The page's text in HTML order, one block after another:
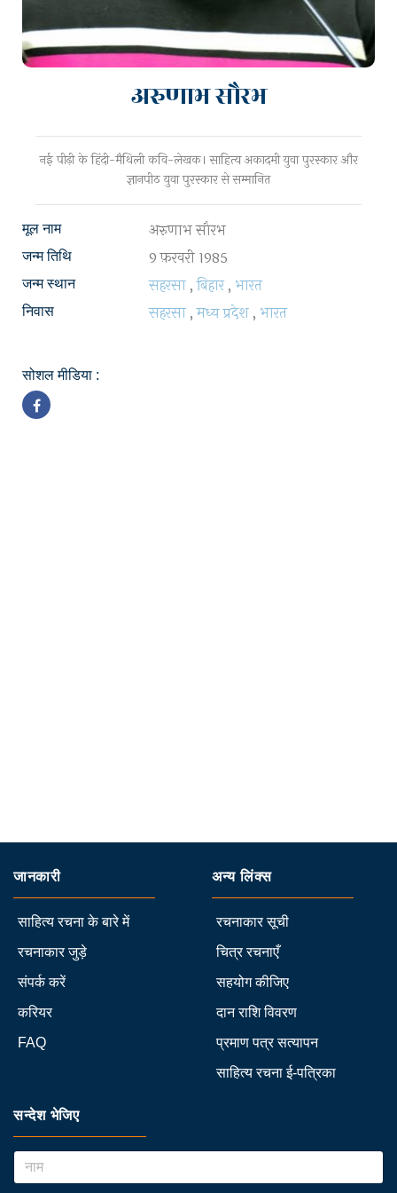
अरुणाभ सौरभ
नई पीढ़ी के हिंदी-मैथिली कवि-लेखक। साहित्य अकादमी युवा पुरस्कार और
ज्ञानपीठ युवा पुरस्कार से सम्मानित
मूल नाम अरुणाभ सौरभ
जन्म तिथि 9 फ़रवरी 1985
जन्म स्थान सहरसा ,बिहार , भारत
निवास सहरसा ,मध्य प्रदेश , भारत
सोशल मीडिया :
जानकारी
साहित्य रचना के बारे में
रचनाकार जुड़े
संपर्क करें
करियर
FAQ
अन्य लिंक्स
रचनाकार सूची
चित्र रचनाएँ
सहयोग कीजिए
दान राशि विवरण
प्रमाण पत्र सत्यापन
साहित्य रचना ई-पत्रिका
सन्देश भेजिए